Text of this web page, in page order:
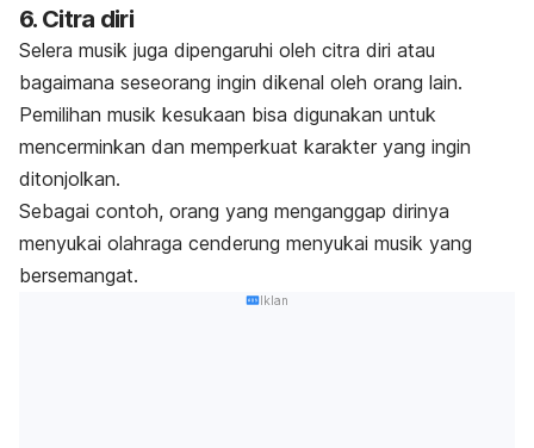
6. Citra diri
Selera musik juga dipengaruhi oleh citra diri atau
bagaimana seseorang ingin dikenal oleh orang lain.
Pemilihan musik kesukaan bisa digunakan untuk
mencerminkan dan memperkuat karakter yang ingin
ditonjolkan.
Sebagai contoh, orang yang menganggap dirinya
menyukai olahraga cenderung menyukai musik yang
bersemangat.
Iklan